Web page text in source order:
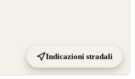
Indicazioni stradali